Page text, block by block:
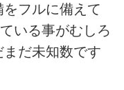
フルに備えて
いる事がむしろ
だ未知数です